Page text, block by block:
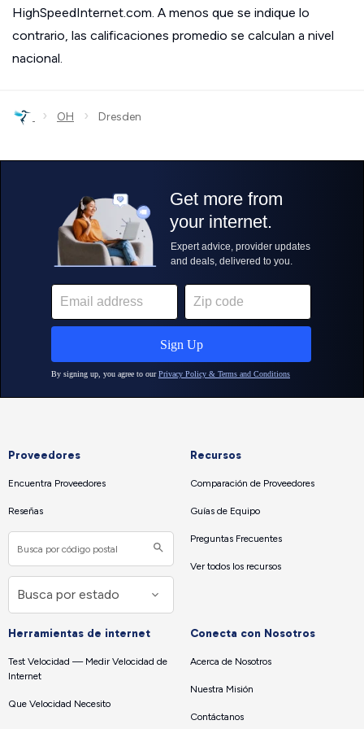
HighSpeedInternet.com. A menos que se indique lo
contrario, las calificaciones promedio se calculan a nivel
nacional.
› OH › Dresden
Proveedores
Encuentra Proveedores
Reseñas
Recursos
Comparación de Proveedores
Guías de Equipo
Preguntas Frecuentes
Ver todos los recursos
Herramientas de internet
Test Velocidad — Medir Velocidad de
Internet
Que Velocidad Necesito
Conecta con Nosotros
Acerca de Nosotros
Nuestra Misión
Contáctanos